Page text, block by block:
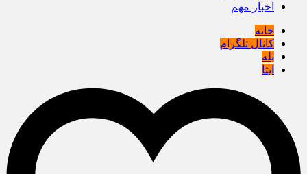
اخبار مهم
خانه
کانال تلگرام
بله
ایتا